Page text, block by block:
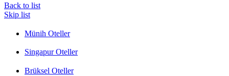
Back to list
Skip list
Münih Oteller
Singapur Oteller
Brüksel Oteller